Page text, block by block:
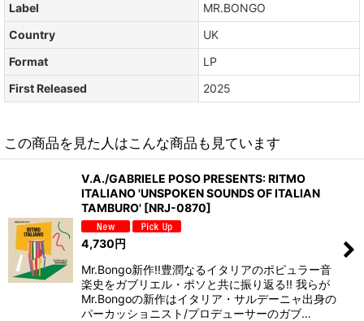
Label
MR.BONGO
Country
UK
Format
LP
First Released
2025
この商品を見た人はこんな商品も見ています
V.A./GABRIELE POSO PRESENTS: RITMO
ITALIANO 'UNSPOKEN SOUNDS OF ITALIAN
TAMBURO' [NRJ-0870]
4,730円
Mr.Bongo新作!!豊潤なるイタリアのポピュラー音
楽史をガブリエル・ポソと共に振り返る!! 我らが
Mr.Bongoの新作はイタリア・サルデーニャ出身の
パーカッショニスト/プロデューサーのガブ…